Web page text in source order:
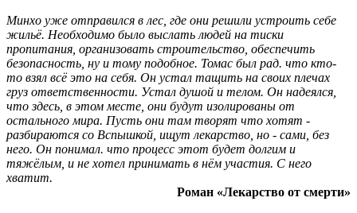
Минхо уже отправился в лес, где они решили устроить себе
жильё. Необходимо было выслать людей на тиски
пропитания, организовать строительство, обеспечить
безопасность, ну и тому подобное. Томас был рад. что кто-
то взял всё это на себя. Он устал тащить на своих плечах
груз ответственности. Устал душой и телом. Он надеялся,
что здесь, в этом месте, они будут изолированы от
остального мира. Пусть они там творят что хотят -
разбираются со Вспышкой, ищут лекарство, но - сами, без
него. Он понимал. что процесс этот будет долгим и
тяжёлым, и не хотел принимать в нём участия. С него
хватит.
Роман «Лекарство от смерти»